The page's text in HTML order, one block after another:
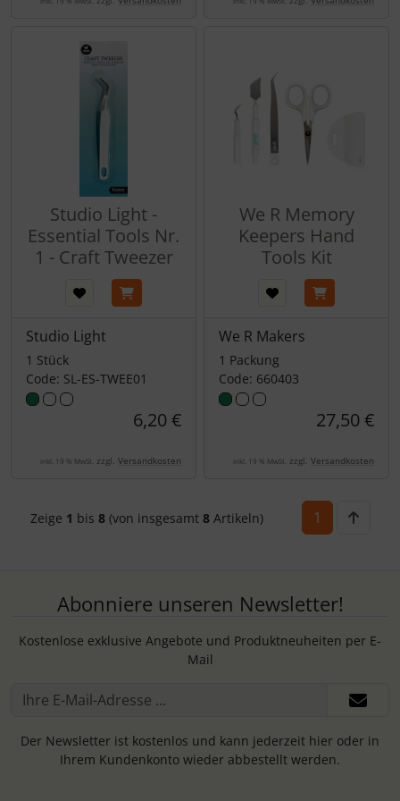
Studio Light -
Essential Tools Nr.
1 - Craft Tweezer
Studio Light
1 Stück
Code: SL-ES-TWEE01
6,20 €
inkl. 19 % MwSt. zzgl. Versandkosten
We R Memory
Keepers Hand
Tools Kit
We R Makers
1 Packung
Code: 660403
27,50 €
inkl. 19 % MwSt. zzgl. Versandkosten
Zeige 1 bis 8(von insgesamt 8Artikeln) 1
Abonniere unseren Newsletter!
Kostenlose exklusive Angebote und Produktneuheiten per E-
Mail
Der Newsletter ist kostenlos und kann jederzeit hier oder in
Ihrem Kundenkonto wieder abbestellt werden.